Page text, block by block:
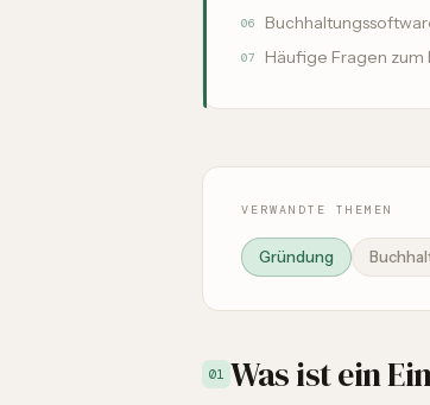
06
07 Häufige Fragen
VERWANDTE THEMEN
Gründung
01 Was ist ein